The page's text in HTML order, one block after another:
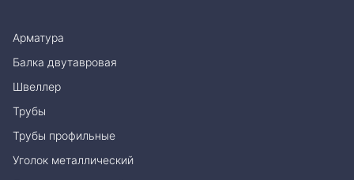
Арматура
Балка двутавровая
Швеллер
Трубы
Трубы профильные
Уголок металлический